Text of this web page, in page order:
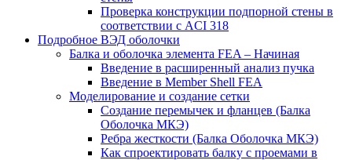
Проверка конструкции подпорной стены в
соответствии с ACI 318
Подробное ВЭД оболочки
Балка и оболочка элемента FEA – Начиная
Введение в расширенный анализ пучка
Введение в Member Shell FEA
Моделирование и создание сетки
Создание перемычек и фланцев (Балка
Оболочка МКЭ)
Ребра жесткости (Балка Оболочка МКЭ)
Как спроектировать балку с проемами в